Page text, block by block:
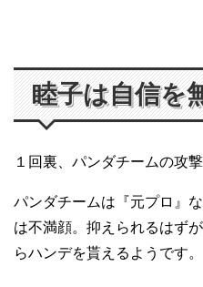
睦子は自信を
１回裏、パンダチームの攻
パンダチームは『元プロ』
は不満顔。抑えられるはず
らハンデを貰えるようです。